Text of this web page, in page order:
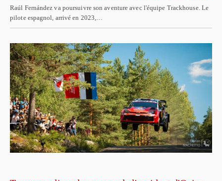
Raúl Fernández va poursuivre son aventure avec l'équipe Trackhouse. Le
pilote espagnol, arrivé en 2023,…